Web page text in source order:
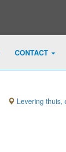
CONTACT
Levering thuis,